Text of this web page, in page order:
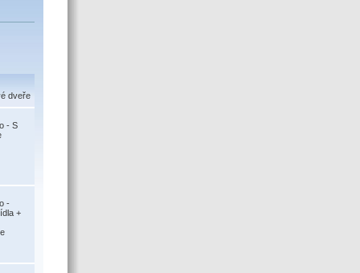
dveře
- S
-
+